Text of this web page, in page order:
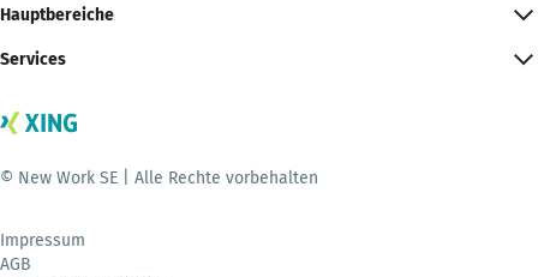
Hauptbereiche
Services
© New Work SE | Alle Rechte vorbehalten
Impressum
AGB